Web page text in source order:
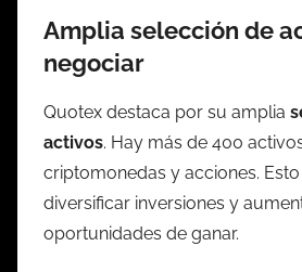
Amplia selección de
negociar
Quotex destaca por su amplia
activos. Hay más de 400
criptomonedas y acciones.
diversificar inversiones y
oportunidades de ganar.